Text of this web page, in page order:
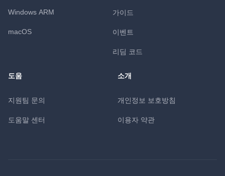
Windows ARM
macOS
가이드
이벤트
리딤 코드
도움
지원팀 문의
도움말 센터
소개
개인정보 보호방침
이용자 약관